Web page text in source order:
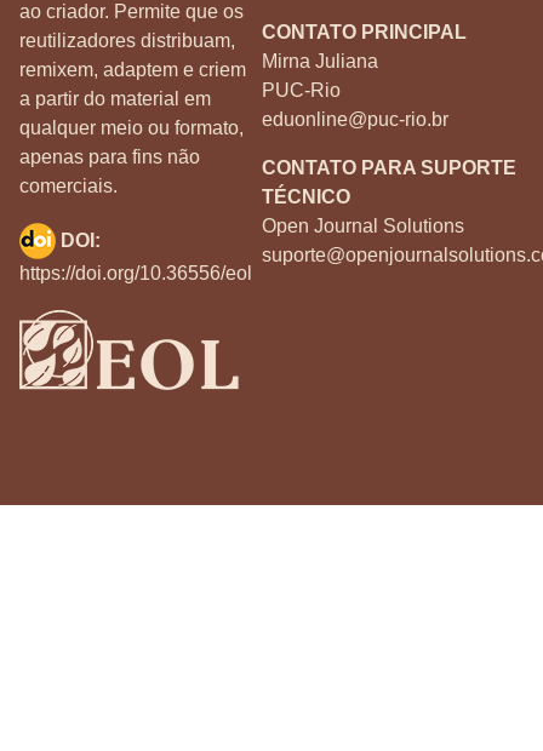
ao criador. Permite que os
reutilizadores distribuam,
remixem, adaptem e criem
a partir do material em
qualquer meio ou formato,
apenas para fins não
comerciais.
CONTATO PRINCIPAL
Mirna Juliana
PUC-Rio
eduonline@puc-rio.br
CONTATO PARA SUPORTE
TÉCNICO
Open Journal Solutions
DOI:
https://doi.org/10.36556/eol